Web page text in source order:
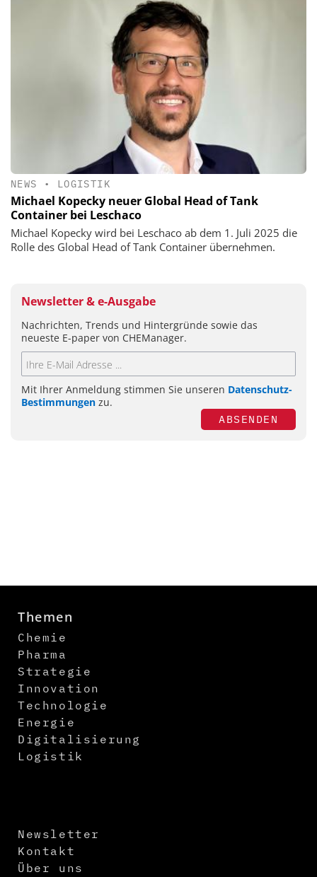
NEWS • LOGISTIK
Michael Kopecky neuer Global Head of Tank
Container bei Leschaco
Michael Kopecky wird bei Leschaco ab dem 1. Juli 2025 die
Rolle des Global Head of Tank Container übernehmen.
Newsletter & e-Ausgabe
Nachrichten, Trends und Hintergründe sowie das
neueste E-paper von CHEManager.
Mit Ihrer Anmeldung stimmen Sie unseren Datenschutz-
Bestimmungen zu.
ABSENDEN
Themen
Chemie
Pharma
Strategie
Innovation
Technologie
Energie
Digitalisierung
Logistik
Newsletter
Kontakt
Über uns